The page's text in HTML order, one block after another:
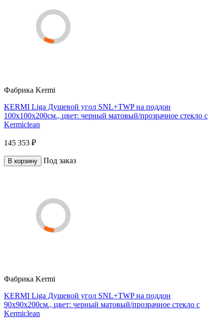
Фабрика Kermi
KERMI Liga Душевой угол SNL+TWP на поддон
100x100х200см., цвет: черный матовый/прозрачное стекло с
Kermiclean
145 353 ₽
В корзину Под заказ
Фабрика Kermi
KERMI Liga Душевой угол SNL+TWP на поддон
90x90х200см., цвет: черный матовый/прозрачное стекло с
Kermiclean